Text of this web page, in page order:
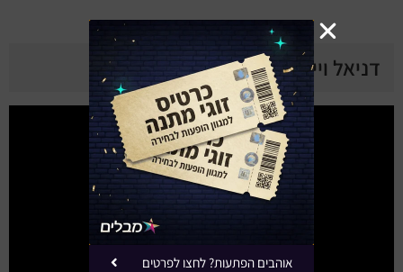
דניאל וייס ביוטיוב
אוהבים הפתעות? לחצו לפרטים